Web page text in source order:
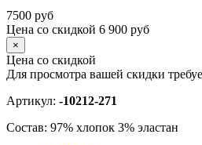
7500 руб
Цена со скидкой 6 900 руб
×
Цена со скидкой
Для просмотра вашей скидки
Артикул: -10212-271
Состав: 97% хлопок 3% эластан